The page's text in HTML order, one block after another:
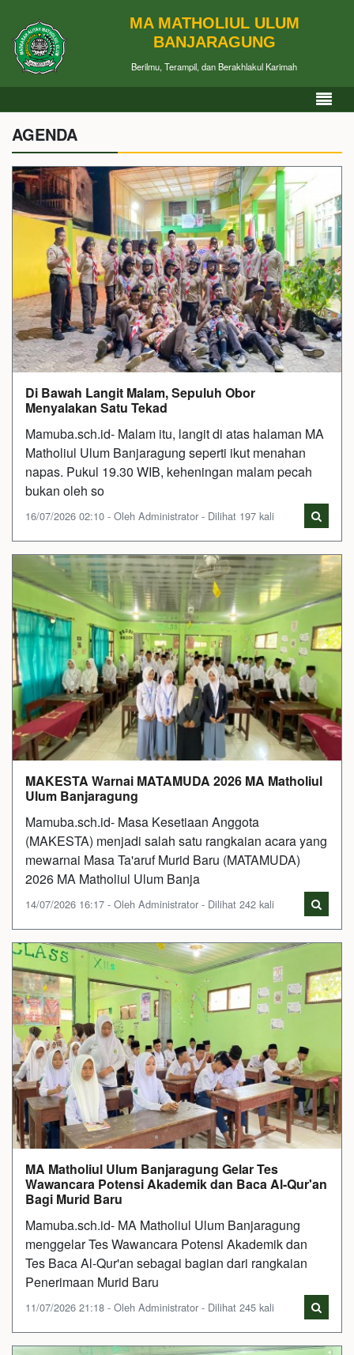
MA MATHOLIUL ULUM
BANJARAGUNG
Berilmu, Terampil, dan Berakhlakul Karimah
AGENDA
Di Bawah Langit Malam, Sepuluh Obor
Menyalakan Satu Tekad
Mamuba.sch.id- Malam itu, langit di atas halaman MA
Matholiul Ulum Banjaragung seperti ikut menahan
napas. Pukul 19.30 WIB, keheningan malam pecah
bukan oleh so
16/07/2026 02:10 - Oleh Administrator - Dilihat 197 kali
MAKESTA Warnai MATAMUDA 2026 MA Matholiul
Ulum Banjaragung
Mamuba.sch.id- Masa Kesetiaan Anggota
(MAKESTA) menjadi salah satu rangkaian acara yang
mewarnai Masa Ta'aruf Murid Baru (MATAMUDA)
2026 MA Matholiul Ulum Banja
14/07/2026 16:17 - Oleh Administrator - Dilihat 242 kali
MA Matholiul Ulum Banjaragung Gelar Tes
Wawancara Potensi Akademik dan Baca Al-Qur'an
Bagi Murid Baru
Mamuba.sch.id- MA Matholiul Ulum Banjaragung
menggelar Tes Wawancara Potensi Akademik dan
Tes Baca Al-Qur'an sebagai bagian dari rangkaian
Penerimaan Murid Baru
11/07/2026 21:18 - Oleh Administrator - Dilihat 245 kali